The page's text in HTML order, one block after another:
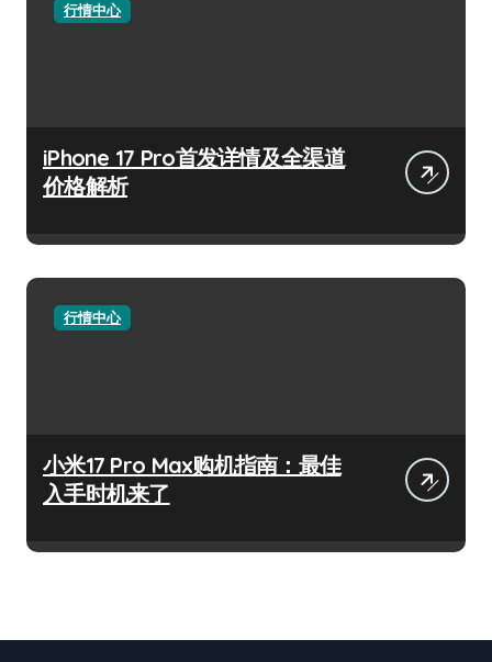
行情中心
iPhone 17 Pro首发详情及全渠道
价格解析
行情中心
小米17 Pro Max购机指南：最佳
入手时机来了